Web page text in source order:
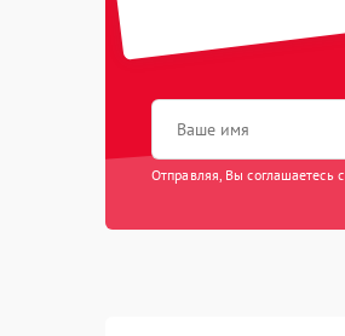
Отправляя, Вы соглашаетесь с